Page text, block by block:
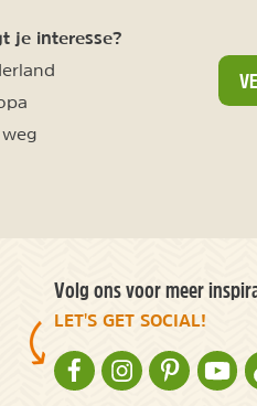
je interesse?
Volg ons voor meer
LET'S GET SOCIAL!
NATURESCANNER OP
NATURESCANNER